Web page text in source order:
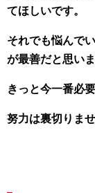
てほしいです。
それでも悩んで
が最善だと思いま
きっと今一番必
努力は裏切りま